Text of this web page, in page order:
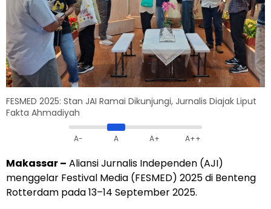
FESMED 2025: Stan JAI Ramai Dikunjungi, Jurnalis Diajak Liput
Fakta Ahmadiyah
A- A A+ A++
Makassar – Aliansi Jurnalis Independen (AJI)
menggelar Festival Media (FESMED) 2025 di Benteng
Rotterdam pada 13–14 September 2025.